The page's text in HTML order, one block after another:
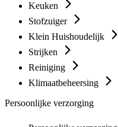
Keuken
Stofzuiger
Klein Huishoudelijk
Strijken
Reiniging
Klimaatbeheersing
Persoonlijke verzorging